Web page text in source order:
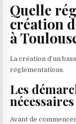
Quelle
création
à
La création d’un
réglementations.
Les
nécessaires
Avant de